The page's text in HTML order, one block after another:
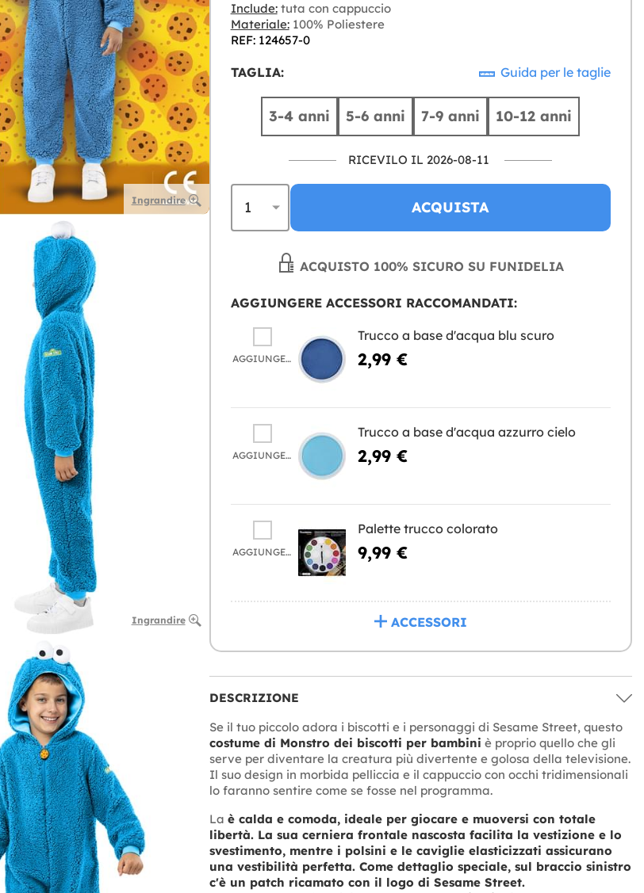
Ingrandire
Ingrandire
Include:tuta con cappuccio
Materiale:100% Poliestere
REF: 124657-0
TAGLIA: Guida per le taglie
3-4 anni 5-6 anni 7-9 anni 10-12 anni
RICEVILO IL 2026-08-11
ACQUISTA
ACQUISTO 100% SICURO SU FUNIDELIA
AGGIUNGERE ACCESSORI RACCOMANDATI:
AGGIUNGERE
Trucco a base d'acqua blu scuro
2,99 €
AGGIUNGERE
Trucco a base d'acqua azzurro cielo
2,99 €
AGGIUNGERE
Palette trucco colorato
9,99 €
ACCESSORI
DESCRIZIONE
Se il tuo piccolo adora i biscotti e i personaggi di Sesame Street, questo
costume di Monstro dei biscotti per bambini è proprio quello che gli
serve per diventare la creatura più divertente e golosa della televisione.
Il suo design in morbida pelliccia e il cappuccio con occhi tridimensionali
lo faranno sentire come se fosse nel programma.
La è calda e comoda, ideale per giocare e muoversi con totale
libertà. La sua cerniera frontale nascosta facilita la vestizione e lo
svestimento, mentre i polsini e le caviglie elasticizzati assicurano
una vestibilità perfetta. Come dettaglio speciale, sul braccio sinistro
c'è un patch ricamato con il logo di Sesame Street.